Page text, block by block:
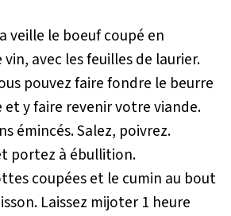
veille le boeuf coupé en
avec les feuilles de laurier.
pouvez faire fondre le beurre
y faire revenir votre viande.
émincés. Salez, poivrez.
portez à ébullition.
coupées et le cumin au bout
Laissez mijoter 1 heure